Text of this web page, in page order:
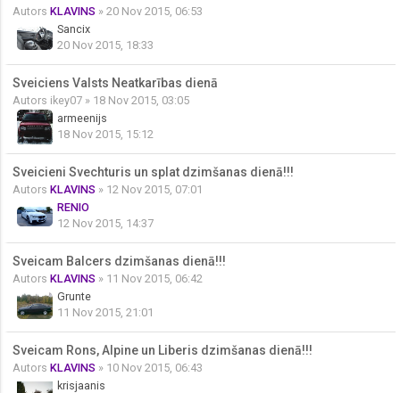
Autors KLAVINS » 20 Nov 2015, 06:53
Sancix
20 Nov 2015, 18:33
Sveiciens Valsts Neatkarības dienā
Autors ikey07 » 18 Nov 2015, 03:05
armeenijs
18 Nov 2015, 15:12
Sveicieni Svechturis un splat dzimšanas dienā!!!
Autors KLAVINS » 12 Nov 2015, 07:01
RENIO
12 Nov 2015, 14:37
Sveicam Balcers dzimšanas dienā!!!
Autors KLAVINS » 11 Nov 2015, 06:42
Grunte
11 Nov 2015, 21:01
Sveicam Rons, Alpine un Liberis dzimšanas dienā!!!
Autors KLAVINS » 10 Nov 2015, 06:43
krisjaanis